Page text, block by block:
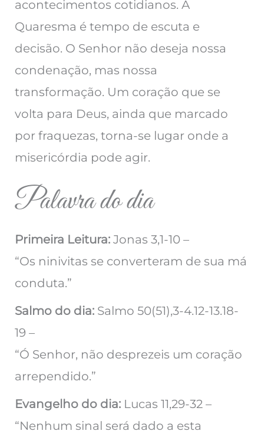
acontecimentos cotidianos. A
Quaresma é tempo de escuta e
decisão. O Senhor não deseja nossa
condenação, mas nossa
transformação. Um coração que se
volta para Deus, ainda que marcado
por fraquezas, torna-se lugar onde a
misericórdia pode agir.
Palavra do dia
Primeira Leitura: Jonas 3,1-10 –
“Os ninivitas se converteram de sua má
conduta.”
Salmo do dia: Salmo 50(51),3-4.12-13.18-
19 –
“Ó Senhor, não desprezeis um coração
arrependido.”
Evangelho do dia: Lucas 11,29-32 –
“Nenhum sinal será dado a esta